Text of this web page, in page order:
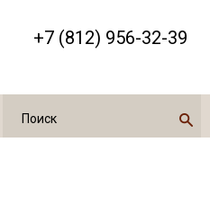
+7 (812) 956-32-39